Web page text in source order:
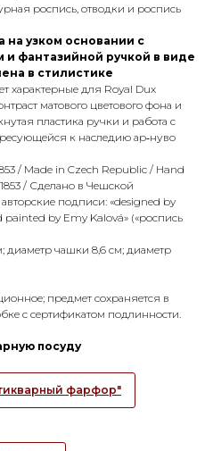
роспись, отводки и роспись
на узком основании с
фантазийной ручкой в виде
в стилистике
характерные для Royal Dux
матового цветового фона и
пластика ручки и работа с
к наследию ар‑нуво
/ Made in Czech Republic / Hand
/ Сделано в Чешской
подписи: «designed by
painted by Emy Kalová» («роспись
диаметр чашки 8,6 см; диаметр
предмет сохраняется в
с сертификатом подлинности.
посуду
фарфор"